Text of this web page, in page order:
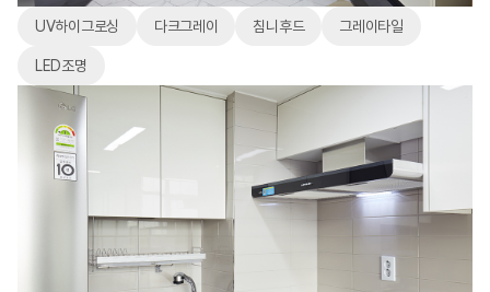
UV하이그로싱 다크그레이 침니후드 그레이타일
LED조명